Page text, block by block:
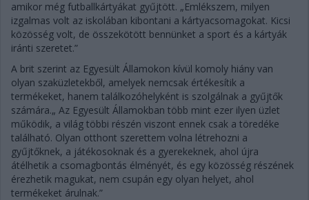
amikor még futballkártyákat gyűjtött. „Emlékszem, milyen
izgalmas volt az iskolában kibontani a kártyacsomagokat. Kicsi
közösség volt, de összekötött bennünket a sport és a kártyák
iránti szeretet.”
A brit szerint az Egyesült Államokon kívül komoly hiány van
olyan szaküzletekből, amelyek nemcsak értékesítik a
termékeket, hanem találkozóhelyként is szolgálnak a gyűjtők
számára.„ Az Egyesült Államokban több mint ezer ilyen üzlet
működik, a világ többi részén viszont ennek csak a töredéke
található. Olyan otthont szerettem volna létrehozni a
gyűjtőknek, a játékosoknak és a gyerekeknek, ahol újra
átélhetik a csomagbontás élményét, és egy közösség részének
érezhetik magukat, nem csupán egy olyan helyet, ahol
termékeket árulnak.”